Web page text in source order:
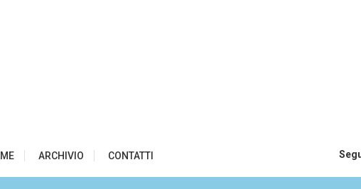
ARCHIVIO CONTATTI